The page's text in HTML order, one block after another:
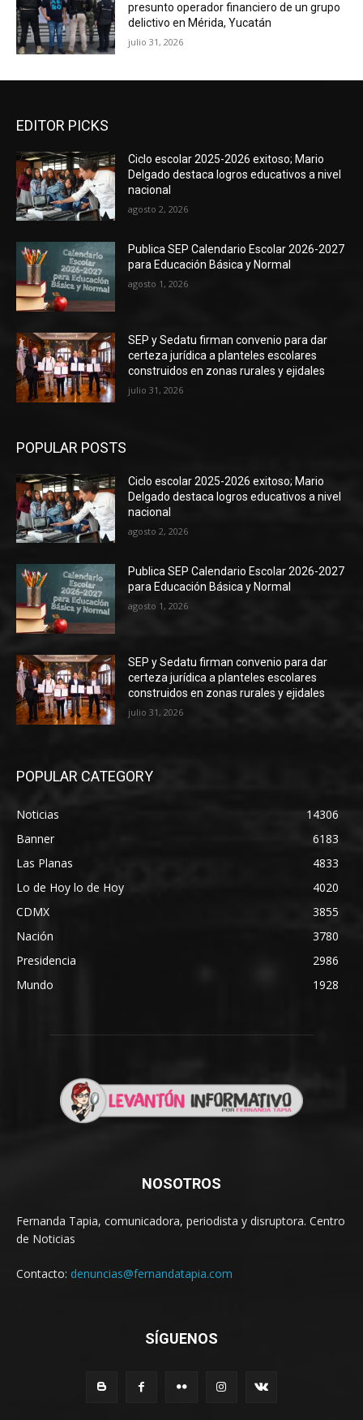
presunto operador financiero de un grupo
delictivo en Mérida, Yucatán
julio 31, 2026
EDITOR PICKS
Ciclo escolar 2025-2026 exitoso; Mario
Delgado destaca logros educativos a nivel
nacional
agosto 2, 2026
Publica SEP Calendario Escolar 2026-2027
para Educación Básica y Normal
agosto 1, 2026
SEP y Sedatu firman convenio para dar
certeza jurídica a planteles escolares
construidos en zonas rurales y ejidales
julio 31, 2026
POPULAR POSTS
Ciclo escolar 2025-2026 exitoso; Mario
Delgado destaca logros educativos a nivel
nacional
agosto 2, 2026
Publica SEP Calendario Escolar 2026-2027
para Educación Básica y Normal
agosto 1, 2026
SEP y Sedatu firman convenio para dar
certeza jurídica a planteles escolares
construidos en zonas rurales y ejidales
julio 31, 2026
POPULAR CATEGORY
Noticias
14306
Banner
6183
Las Planas
4833
Lo de Hoy lo de Hoy
4020
CDMX
3855
Nación
3780
Presidencia
2986
Mundo
1928
NOSOTROS
Fernanda Tapia, comunicadora, periodista y disruptora. Centro
de Noticias
Contacto: denuncias@fernandatapia.com
SÍGUENOS